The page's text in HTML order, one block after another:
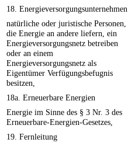
18. Energieversorgungsunternehmen
natürliche oder juristische Personen,
die Energie an andere liefern, ein
Energieversorgungsnetz betreiben
oder an einem
Energieversorgungsnetz als
Eigentümer Verfügungsbefugnis
besitzen,
18a. Erneuerbare Energien
Energie im Sinne des § 3 Nr. 3 des
Erneuerbare-Energien-Gesetzes,
19. Fernleitung